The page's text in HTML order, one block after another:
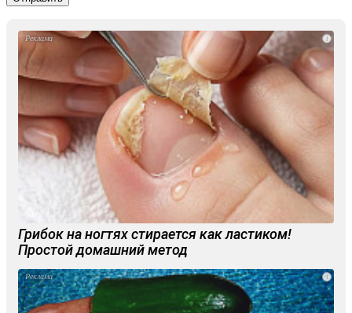
i
Грибок на ногтях стирается как ластиком!
Простой домашний метод
i